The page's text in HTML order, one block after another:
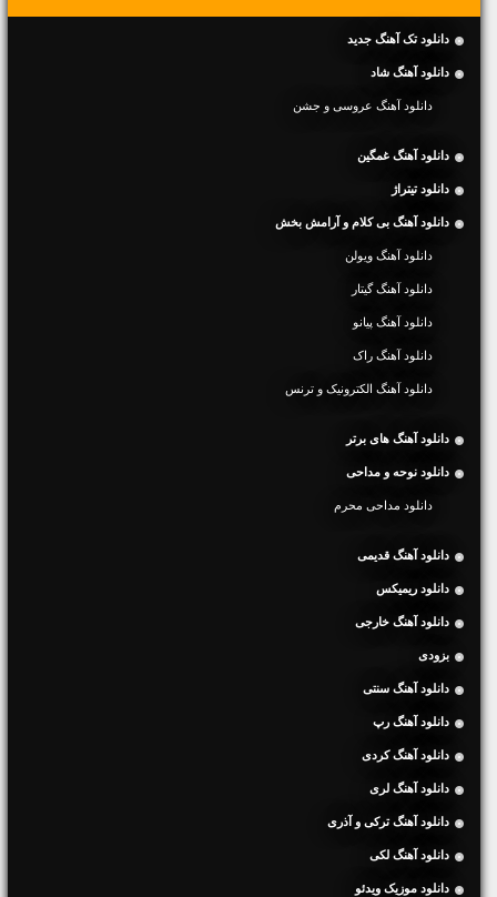
دانلود تک آهنگ جدید
دانلود آهنگ شاد
دانلود آهنگ عروسی و جشن
دانلود آهنگ غمگین
دانلود تیتراژ
دانلود آهنگ بی کلام و آرامش بخش
دانلود آهنگ ویولن
دانلود آهنگ گیتار
دانلود آهنگ پیانو
دانلود آهنگ راک
دانلود آهنگ الکترونیک و ترنس
دانلود آهنگ های برتر
دانلود نوحه و مداحی
دانلود مداحی محرم
دانلود آهنگ قدیمی
دانلود ریمیکس
دانلود آهنگ خارجی
بزودی
دانلود آهنگ سنتی
دانلود آهنگ رپ
دانلود آهنگ کردی
دانلود آهنگ لری
دانلود آهنگ ترکی و آذری
دانلود آهنگ لکی
دانلود موزیک ویدئو